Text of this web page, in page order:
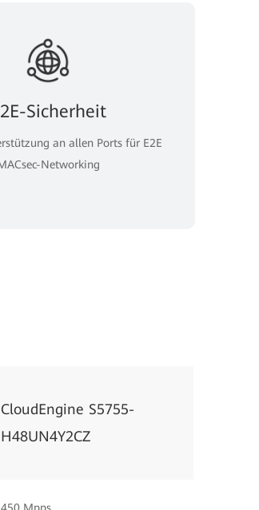
Sicherheit
an allen Ports für E2E
Networking
CloudEngine S5755-
H48UN4Y2CZ